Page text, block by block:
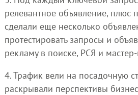
релевантное объявление, плюс
сделали еще несколько
протестировать запросы и
рекламу в поиске, РСЯ и
4. Трафик вели на посадочную
раскрывали перспективы